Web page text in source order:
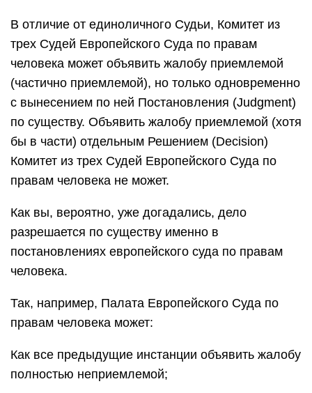
В отличие от единоличного Судьи, Комитет из
трех Судей Европейского Суда по правам
человека может объявить жалобу приемлемой
(частично приемлемой), но только одновременно
с вынесением по ней Постановления (Judgment)
по существу. Объявить жалобу приемлемой (хотя
бы в части) отдельным Решением (Decision)
Комитет из трех Судей Европейского Суда по
правам человека не может.
Как вы, вероятно, уже догадались, дело
разрешается по существу именно в
постановлениях европейского суда по правам
человека.
Так, например, Палата Европейского Суда по
правам человека может:
Как все предыдущие инстанции объявить жалобу
полностью неприемлемой;